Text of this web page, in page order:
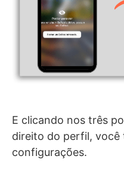
E clicando nos três
direito do perfil, você
configurações.